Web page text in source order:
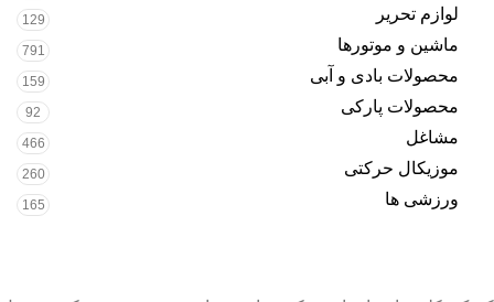
لوازم تحریر 129
ماشین و موتورها 791
محصولات بادی و آبی 159
محصولات پارکی 92
مشاغل 466
موزیکال حرکتی 260
ورزشی ها 165